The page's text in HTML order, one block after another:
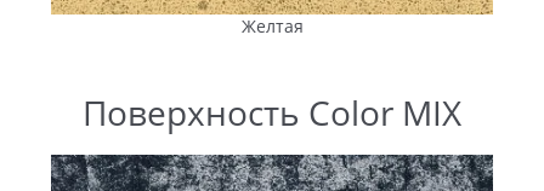
любых проектов в Днепре
Благоустройство в Днепре — это не только аккуратные
пешеходные дорожки возле домов, но и территории
предприятий, парковки и подъездные пути. Ассортимент
Желтая
Поверхность Color MIX